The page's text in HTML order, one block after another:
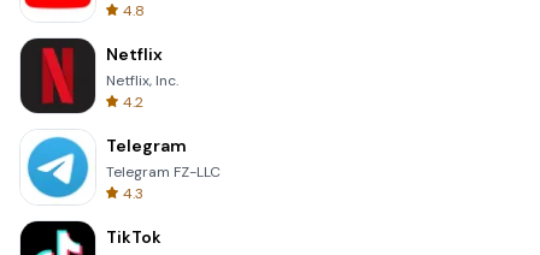
4.8
Netflix
Netflix, Inc.
4.2
Telegram
Telegram FZ-LLC
4.3
TikTok